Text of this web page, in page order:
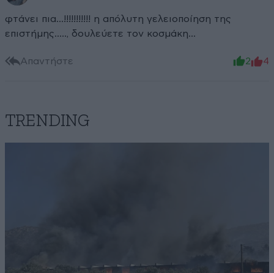
φτάνει πια...!!!!!!!!!!! η απόλυτη γελειοποίηση της
επιστήμης....., δουλεύετε τον κοσμάκη...
Απαντήστε 2 4
TRENDING